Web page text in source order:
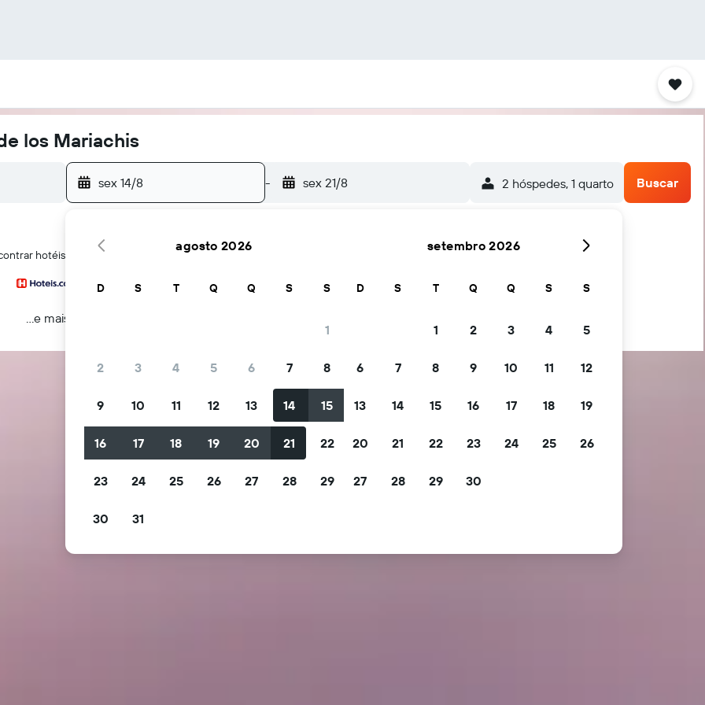
los Mariachis
sex 14/8 - sex 21/8 2 hóspedes, 1 quarto Buscar
hotéis perto de Plaza de los Mariachis em Guadalajara
...e mais
agosto 2026
D S T Q Q S S
1
2 3 4 5 6 7 8
9 10 11 12 13 14 15
16 17 18 19 20 21 22
23 24 25 26 27 28 29
30 31
setembro 2026
D S T Q Q S S
1 2 3 4 5
6 7 8 9 10 11 12
13 14 15 16 17 18 19
20 21 22 23 24 25 26
27 28 29 30